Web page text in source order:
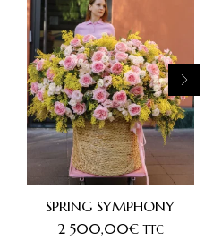
SPRING SYMPHONY
2 500,00€ TTC